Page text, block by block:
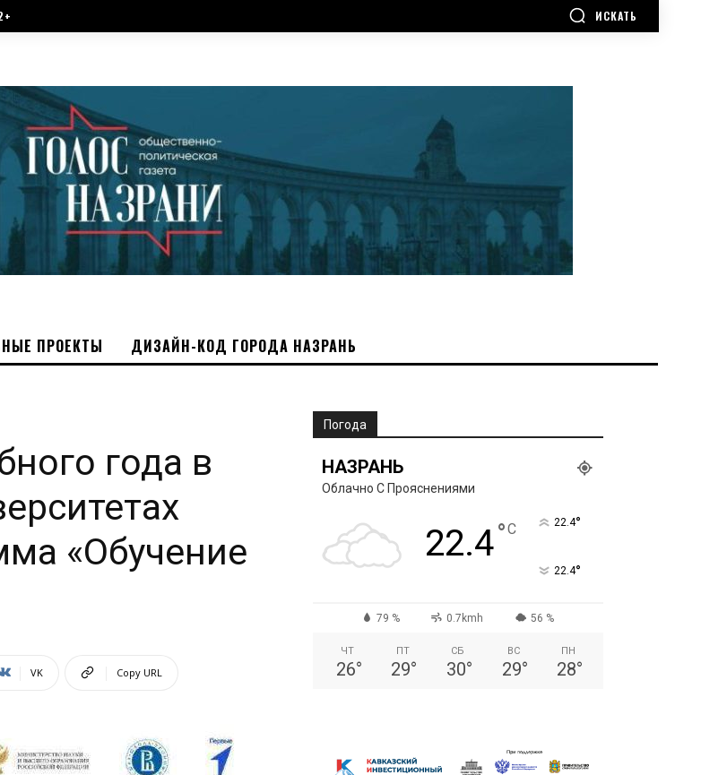
ИСКАТЬ
ПРОЕКТЫ ДИЗАЙН-КОД ГОРОДА НАЗРАНЬ
года в
«Обучение
VK Copy URL
Погода
НАЗРАНЬ
Облачно С Прояснениями
22.4°C 22.4°
22.4°
79 % 0.7kmh 56 %
ЧТ
26°
ПТ
29°
СБ
30°
ВС
29°
ПН
28°